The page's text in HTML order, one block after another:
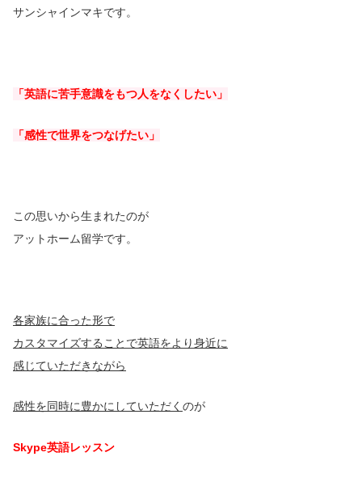
サンシャインマキです。
「英語に苦手意識をもつ人をなくしたい」
「感性で世界をつなげたい」
この思いから生まれたのが
アットホーム留学です。
各家族に合った形で
カスタマイズすることで英語をより身近に
感じていただきながら
感性を同時に豊かにしていただく のが
Skype英語レッスン